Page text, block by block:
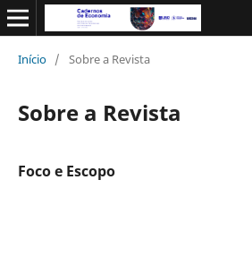
Início / Sobre a Revista
Sobre a Revista
Foco e Escopo